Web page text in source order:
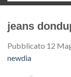
jeans
Pubblicato 12
newdia